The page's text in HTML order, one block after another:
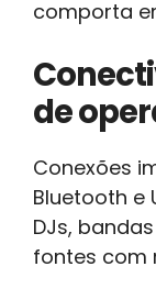
comporta
de
Conexões
Bluetooth e
DJs,
fontes com